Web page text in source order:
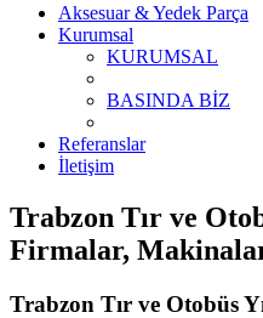
Aksesuar & Yedek Parça
Kurumsal
KURUMSAL
BASINDA BİZ
Referanslar
İletişim
Trabzon Tır ve
Firmalar,
Trabzon Tır ve Otobüs